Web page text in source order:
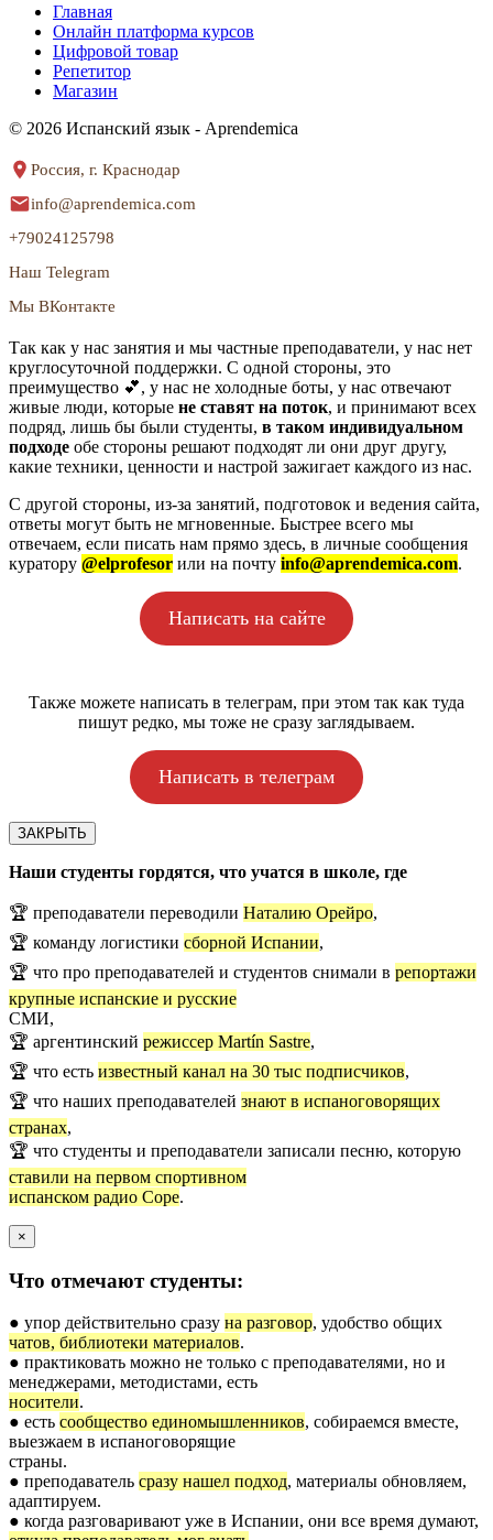
Главная
Онлайн платформа курсов
Цифровой товар
Репетитор
Магазин
© 2026 Испанский язык - Aprendemica
Россия, г. Краснодар
info@aprendemica.com
+79024125798
Наш Telegram
Мы ВКонтакте
Так как у нас занятия и мы частные преподаватели, у нас нет
круглосуточной поддержки. С одной стороны, это
преимущество 💕, у нас не холодные боты, у нас отвечают
живые люди, которые не ставят на поток, и принимают всех
подряд, лишь бы были студенты, в таком индивидуальном
подходе обе стороны решают подходят ли они друг другу,
какие техники, ценности и настрой зажигает каждого из нас.
С другой стороны, из-за занятий, подготовок и ведения сайта,
ответы могут быть не мгновенные. Быстрее всего мы
отвечаем, если писать нам прямо здесь, в личные сообщения
куратору @elprofesor или на почту info@aprendemica.com.
Написать на сайте
Также можете написать в телеграм, при этом так как туда
пишут редко, мы тоже не сразу заглядываем.
Написать в телеграм
ЗАКРЫТЬ
Наши студенты гордятся, что учатся в школе, где
🏆 преподаватели переводили Наталию Орейро,
🏆 команду логистики сборной Испании,
🏆 что про преподавателей и студентов снимали в репортажи
крупные испанские и русские
СМИ,
🏆 аргентинский режиссер Martín Sastre,
🏆 что есть известный канал на 30 тыс подписчиков,
🏆 что наших преподавателей знают в испаноговорящих
странах,
🏆 что студенты и преподаватели записали песню, которую
ставили на первом спортивном
испанском радио Cope.
×
Что отмечают студенты:
● упор действительно сразу на разговор, удобство общих
чатов, библиотеки материалов.
● практиковать можно не только с преподавателями, но и
менеджерами, методистами, есть
носители.
● есть сообщество единомышленников, собираемся вместе,
выезжаем в испаноговорящие
страны.
● преподаватель сразу нашел подход, материалы обновляем,
адаптируем.
● когда разговаривают уже в Испании, они все время думают,